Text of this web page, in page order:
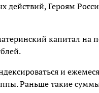
действий, Героям
капитал на
и
Раньше такие